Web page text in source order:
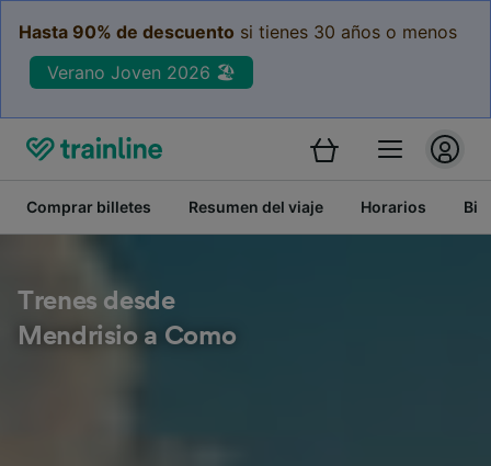
Hasta 90% de descuento si tienes 30 años o menos
Verano Joven 2026 🏖️
Comprar billetes Resumen del viaje Horarios
Trenes desde
Mendrisio a Como